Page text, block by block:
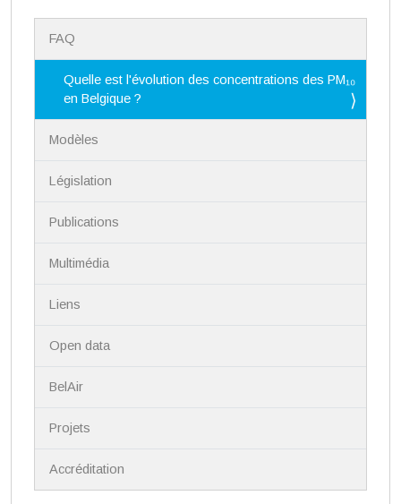
v
FAQ
Quelle est l'évolution des concentrations des PM₁₀
en Belgique ?
Modèles
Législation
Publications
Multimédia
Liens
Open data
BelAir
Projets
Accréditation